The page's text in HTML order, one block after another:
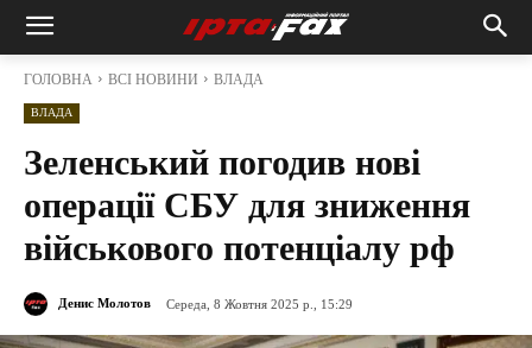
ГОЛОВНА ВСІ НОВИНИ ВЛАДА
ВЛАДА
Зеленський погодив нові
операції СБУ для зниження
військового потенціалу рф
Денис Молотов Середа, 8 Жовтня 2025 р., 15:29